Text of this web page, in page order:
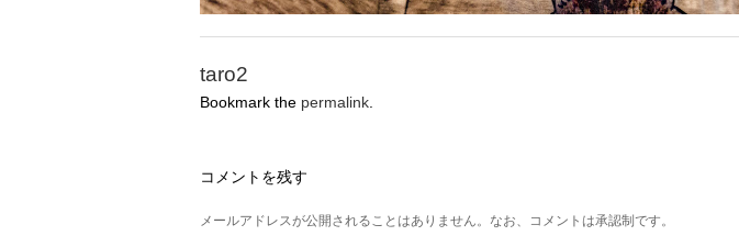
taro2
Bookmark the permalink
コメントを残す
メールアドレスが公開されることはありません。なお、コメントは承認制です。